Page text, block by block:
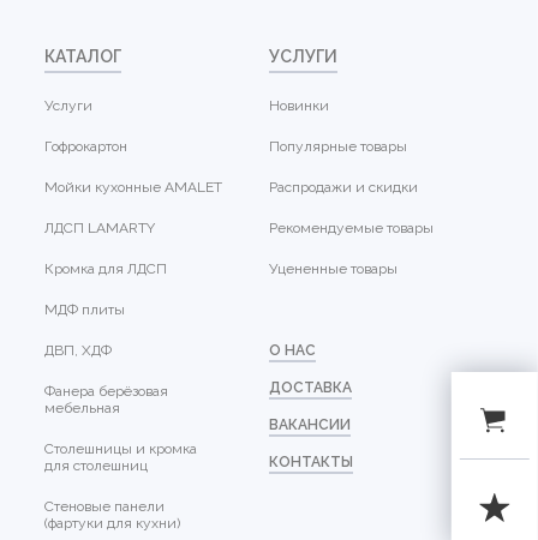
КАТАЛОГ
Услуги
Гофрокартон
Мойки кухонные AMALET
ЛДСП LAMARTY
Кромка для ЛДСП
МДФ плиты
ДВП, ХДФ
Фанера берёзовая
мебельная
Столешницы и кромка
для столешниц
Стеновые панели
(фартуки для кухни)
УСЛУГИ
Новинки
Популярные товары
Распродажи и скидки
Рекомендуемые товары
Уцененные товары
О НАС
ДОСТАВКА
ВАКАНСИИ
КОНТАКТЫ